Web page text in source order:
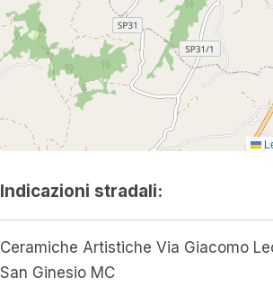
Indicazioni stradali:
Ceramiche Artistiche Via Giacomo Leopardi
San Ginesio MC